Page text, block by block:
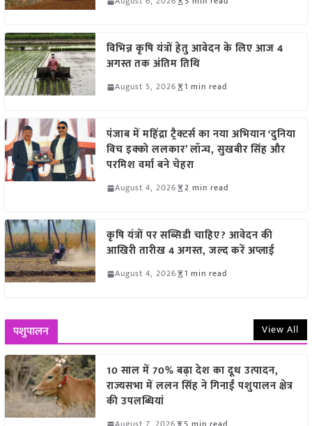
विभिन्न कृषि यंत्रों हेतु आवेदन के लिए आज 4
अगस्त तक अंतिम तिथि
August 5, 2026 1 min read
पंजाब में महिंद्रा ट्रैक्टर्स का नया अभियान ‘दुनिया
विच इक्को ललकार’ लॉन्च, सुखबीर सिंह और
परमिश वर्मा बने चेहरा
August 4, 2026 2 min read
कृषि यंत्रों पर सब्सिडी चाहिए? आवेदन की
आखिरी तारीख 4 अगस्त, जल्द करें अप्लाई
August 4, 2026 1 min read
पशुपालन View All
10 साल में 70% बढ़ा देश का दूध उत्पादन,
राज्यसभा में ललन सिंह ने गिनाईं पशुपालन क्षेत्र
की उपलब्धियां